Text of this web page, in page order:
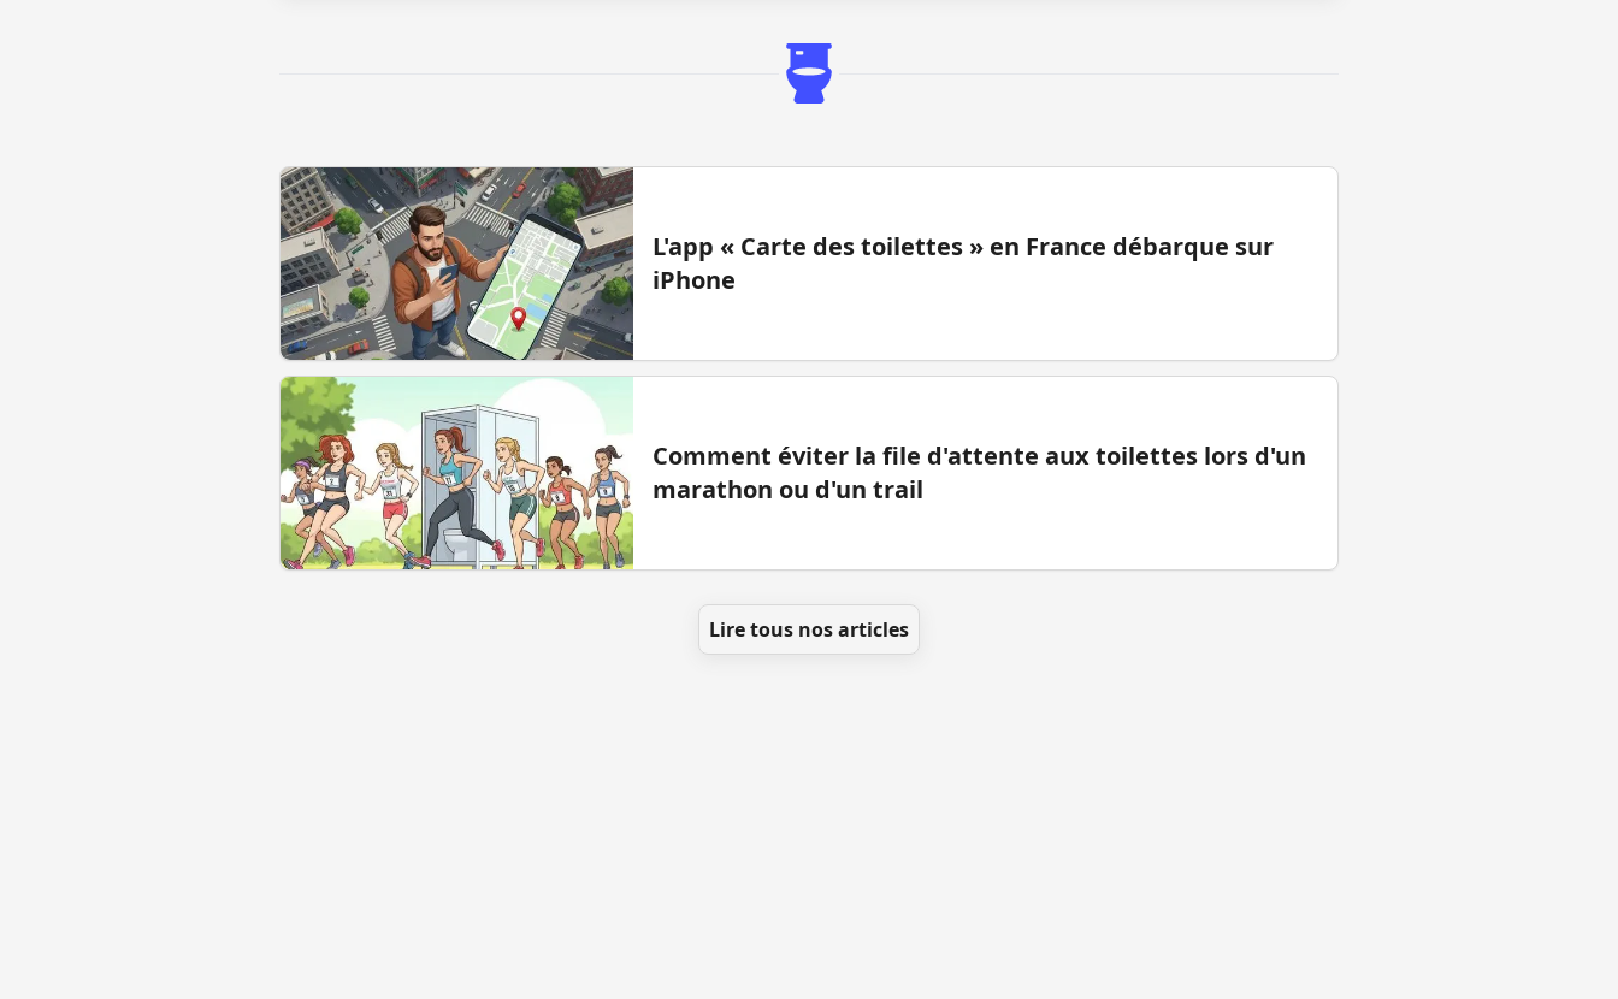
L'app « Carte des toilettes » en France débarque sur
iPhone
Comment éviter la file d'attente aux toilettes lors d'un
marathon ou d'un trail
Lire tous nos articles